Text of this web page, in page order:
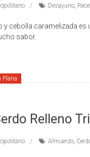
Desayuno,
y cebolla caramelizada es
sabor.
Plana
Relleno
Almuerzo,